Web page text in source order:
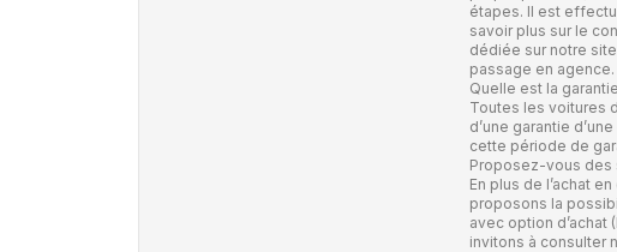
étapes. Il est
savoir plus sur le
dédiée sur notre
passage en agence.
Quelle est la
Toutes les voitures
d’une garantie
cette période de
Proposez-vous des
En plus de l’achat
proposons la
avec option d’achat
invitons à consulter